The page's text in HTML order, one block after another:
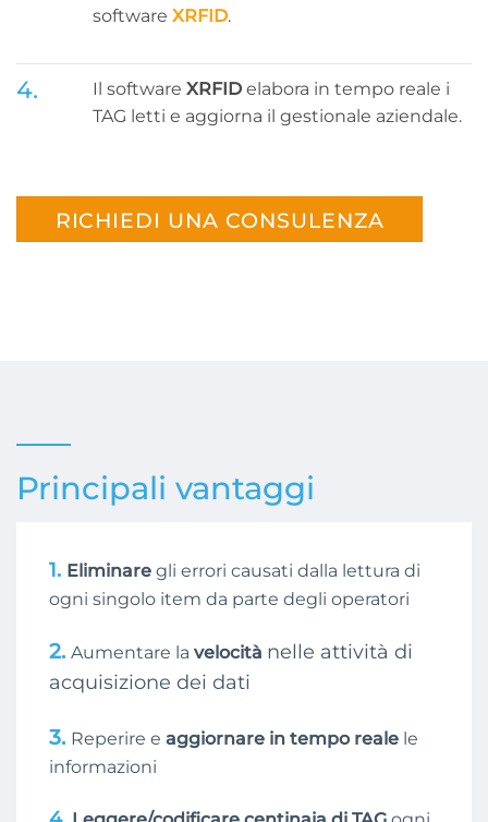
software XRFID.
4. Il software XRFIDelabora in tempo reale i
TAG letti e aggiorna il gestionale aziendale.
RICHIEDI UNA CONSULENZA
Principali vantaggi
1. Eliminare gli errori causati dalla lettura di
ogni singolo item da parte degli operatori
2. Aumentare la velocità nelle attività di
acquisizione dei dati
3. Reperire e aggiornare in tempo reale le
informazioni